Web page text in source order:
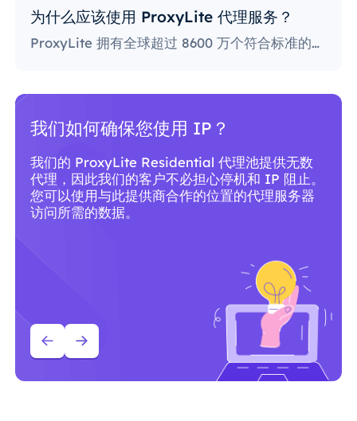
为什么应该使用 ProxyLite 代理服务？
ProxyLite 拥有全球超过 8600 万个符合标准的住宅代理，是真正的代理服务器的首选。
为什么应该使用 ProxyLite 代理服
ProxyLite 拥有全球超过 8600 万个符合标准的住
宅代理，是真正的代理服务器的首选。